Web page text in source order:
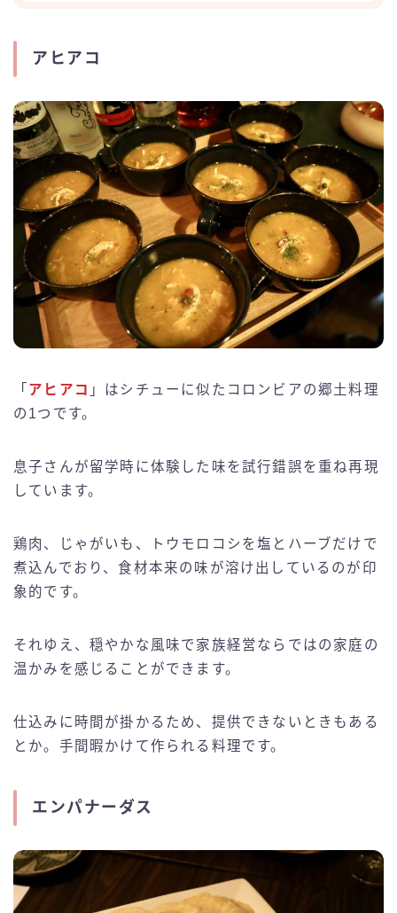
アヒアコ
「 アヒアコ 」はシチューに似たコロンビアの郷土料理
の1つです。
息子さんが留学時に体験した味を試行錯誤を重ね再現
しています。
鶏肉、じゃがいも、トウモロコシを塩とハーブだけで
煮込んでおり、食材本来の味が溶け出しているのが印
象的です。
それゆえ、穏やかな風味で家族経営ならではの家庭の
温かみを感じることができます。
仕込みに時間が掛かるため、提供できないときもある
とか。手間暇かけて作られる料理です。
エンパナーダス